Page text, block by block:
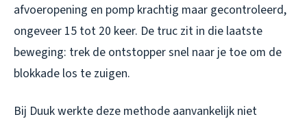
afvoeropening en pomp krachtig maar gecontroleerd,
ongeveer 15 tot 20 keer. De truc zit in die laatste
beweging: trek de ontstopper snel naar je toe om de
blokkade los te zuigen.
Bij Duuk werkte deze methode aanvankelijk niet